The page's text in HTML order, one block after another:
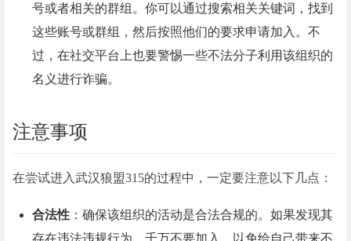
号或者相关的群组。你可以通过搜索相关关键词，找到
这些账号或群组，然后按照他们的要求申请加入。不
过，在社交平台上也要警惕一些不法分子利用该组织的
名义进行诈骗。
注意事项
在尝试进入武汉狼盟315的过程中，一定要注意以下几点：
合法性 ：确保该组织的活动是合法合规的。如果发现其